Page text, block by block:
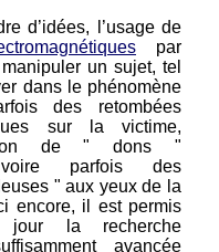
d’idées, l’usage de
par
un sujet, tel
dans le phénomène
des retombées
sur la victime,
de " dons "
voire parfois des
" aux yeux de la
encore, il est permis
jour la recherche
avancée